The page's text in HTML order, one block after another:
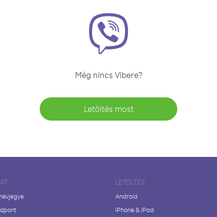
Még nincs Vibere?
Letöltés most
LETÖLTÉS
Android
iPhone & iPad